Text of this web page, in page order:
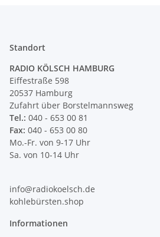
Standort
RADIO KÖLSCH HAMBURG
Eiffestraße 598
20537 Hamburg
Zufahrt über Borstelmannsweg
Tel.: 040 - 653 00 81
Fax: 040 - 653 00 80
Mo.-Fr. von 9-17 Uhr
Sa. von 10-14 Uhr
info@radiokoelsch.de
kohlebürsten.shop
Informationen